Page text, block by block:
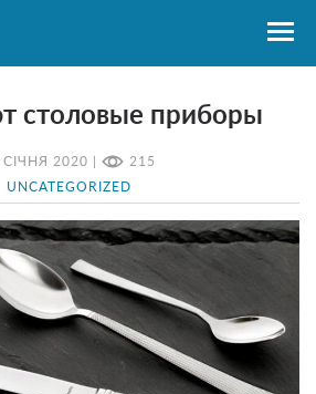
СІЧНЯ 2020 | 215
UNCATEGORIZED
столовые приборы